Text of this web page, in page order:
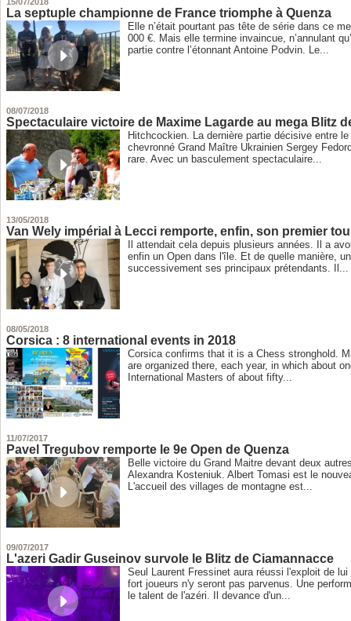
La septuple championne de France triomphe à Quenza
Elle n’était pourtant pas tête de série dans ce
000 €. Mais elle termine invaincue, n’annulant
partie contre l’étonnant Antoine Podvin. Le...
08/07/2018
Spectaculaire victoire de Maxime Lagarde au mega Blitz
Hitchcockien. La dernière partie décisive entre
chevronné Grand Maître Ukrainien Sergey
rare. Avec un basculement spectaculaire...
13/05/2018
Van Wely impérial à Lecci remporte, enfin, son premier
Il attendait cela depuis plusieurs années. Il a
enfin un Open dans l'île. Et de quelle manière,
successivement ses principaux prétendants. Il...
08/05/2018
Corsica : 8 international events in 2018
Corsica confirms that it is a Chess stronghold.
are organized there, each year, in which about
International Masters of about fifty...
11/07/2017
Pavel Tregubov remporte le 9e Open de Quenza
Belle victoire du Grand Maitre devant deux
Alexandra Kosteniuk. Albert Tomasi est le
L'accueil des villages de montagne est...
09/07/2017
L'azeri Gadir Guseinov survole le Blitz de Ciamannacce
Seul Laurent Fressinet aura réussi l'exploit de
fort joueurs n'y seront pas parvenus. Une
le talent de l'azéri. Il devance d'un...